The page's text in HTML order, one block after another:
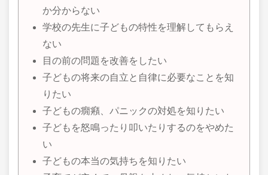
か分からない
学校の先生に子どもの特性を理解してもらえ
ない
目の前の問題を改善をしたい
子どもの将来の自立と自律に必要なことを知
りたい
子どもの癇癪、パニックの対処を知りたい
子どもを怒鳴ったり叩いたりするのをやめた
い
子どもの本当の気持ちを知りたい